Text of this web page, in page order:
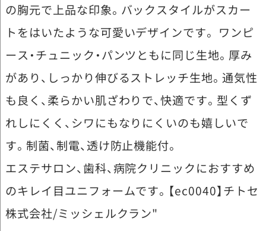
の胸元で上品な印象。バックスタイルがスカー
トをはいたような可愛いデザインです。 ワンピ
ース・チュニック・パンツともに同じ生地。厚み
があり、しっかり伸びるストレッチ生地。通気性
も良く、柔らかい肌ざわりで、快適です。型くず
れしにくく、シワにもなりにくいのも嬉しいで
す。制菌、制電、透け防止機能付。
エステサロン、歯科、病院クリニックにおすすめ
のキレイ目ユニフォームです。【ec0040】チトセ
株式会社/ミッシェルクラン"